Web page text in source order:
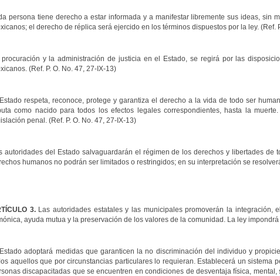
persona tiene derecho a estar informada y a manifestar libremente sus ideas,
el derecho de réplica será ejercido en los términos dispuestos por la ley. (Ref.
procuración y la administración de justicia en el Estado, se regirá por las
(Ref. P. O. No. 47, 27-IX-13)
respeta, reconoce, protege y garantiza el derecho a la vida de todo ser
como nacido para todos los efectos legales correspondientes, hasta la
penal. (Ref. P. O. No. 47, 27-IX-13)
autoridades del Estado salvaguardarán el régimen de los derechos y libertades
humanos no podrán ser limitados o restringidos; en su interpretación se
3.Las autoridades estatales y las municipales promoverán la integración,
ayuda mutua y la preservación de los valores de la comunidad. La ley
adoptará medidas que garanticen la no discriminación del individuo y
aquellos que por circunstancias particulares lo requieran. Establecerá un
discapacitadas que se encuentren en condiciones de desventaja física,